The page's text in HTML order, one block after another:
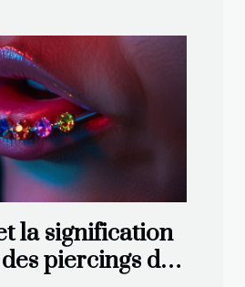
la signification
piercings de